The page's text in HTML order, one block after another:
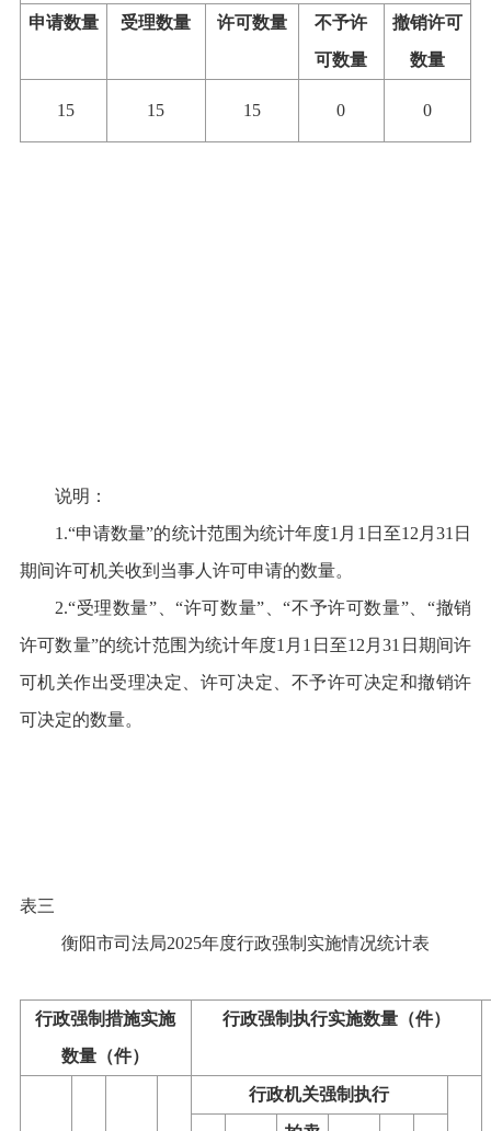
申请数量 受理数量 许可数量
不予许
可数量
撤销许可
数量
15 15 15 0 0
说明：
1.“申请数量”的统计范围为统计年度1 月 1 日至12 月31 日
期间许可机关收到当事人许可申请的数量。
2.“受理数量”、“许可数量” 、“不予许可数量”、 “撤销
许可数量”的统计范围为统计年度1 月 1 日至12 月31 日期间许
可机关作出受理决定、许可决定、不予许可决定和撤销许
可决定的数量。
表三
衡阳市司法局2025年度行政强制实施情况统计表
行政强制措施实施
数量（件）
行政强制执行实施数量（件）
行政机关强制执行